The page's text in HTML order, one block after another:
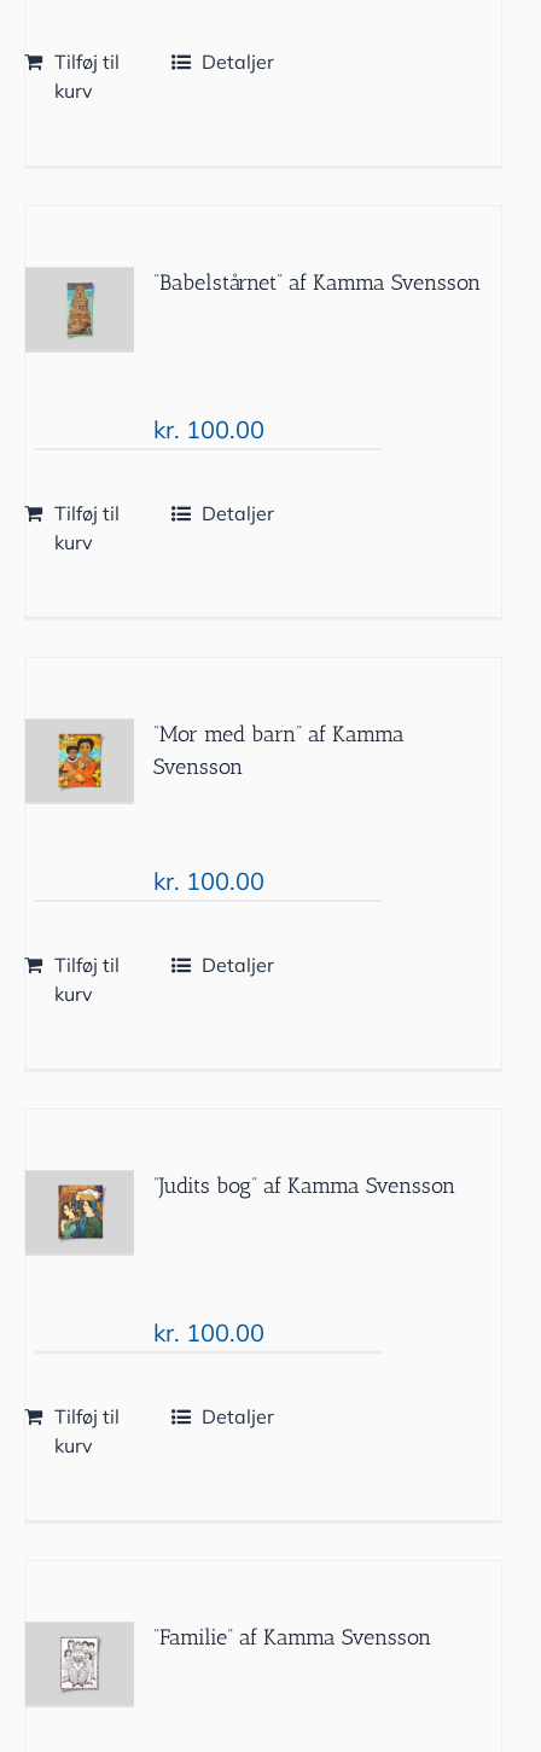
Tilføj til
kurv
Detaljer
”Babelstårnet” af Kamma Svensson
kr. 100.00
Tilføj til
kurv
Detaljer
”Mor med barn” af Kamma
Svensson
kr. 100.00
Tilføj til
kurv
Detaljer
”Judits bog” af Kamma Svensson
kr. 100.00
Tilføj til
kurv
Detaljer
”Familie” af Kamma Svensson